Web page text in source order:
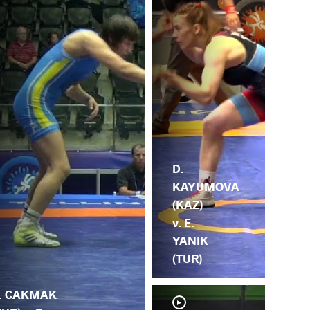
CAKMAK
D.
KAYUMOVA
(KAZ)
v. E.
YANIK
(TUR)